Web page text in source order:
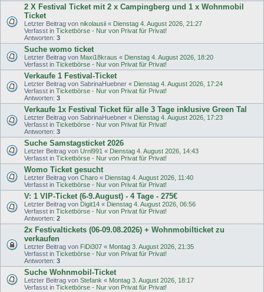
2 X Festival Ticket mit 2 x Campingberg und 1 x Wohnmobil
Ticket
Letzter Beitrag von nikolausii « Dienstag 4. August 2026, 21:27
Verfasst in Ticketbörse - Nur von Privat für Privat!
Antworten: 3
Suche womo ticket
Letzter Beitrag von Maxi18kraus « Dienstag 4. August 2026, 18:20
Verfasst in Ticketbörse - Nur von Privat für Privat!
Verkaufe 1 Festival-Ticket
Letzter Beitrag von SabrinaHuebner « Dienstag 4. August 2026, 17:24
Verfasst in Ticketbörse - Nur von Privat für Privat!
Antworten: 3
Verkaufe 1x Festival Ticket für alle 3 Tage inklusive Green Tal
Letzter Beitrag von SabrinaHuebner « Dienstag 4. August 2026, 17:23
Verfasst in Ticketbörse - Nur von Privat für Privat!
Antworten: 3
Suche Samstagsticket 2026
Letzter Beitrag von Urnl991 « Dienstag 4. August 2026, 14:43
Verfasst in Ticketbörse - Nur von Privat für Privat!
Womo Ticket gesucht
Letzter Beitrag von Charo « Dienstag 4. August 2026, 11:40
Verfasst in Ticketbörse - Nur von Privat für Privat!
V: 1 VIP-Ticket (6-9.August) - 4 Tage - 275€
Letzter Beitrag von Digit14 « Dienstag 4. August 2026, 06:56
Verfasst in Ticketbörse - Nur von Privat für Privat!
Antworten: 2
2x Festivaltickets (06-09.08.2026) + Wohnmobilticket zu
verkaufen
Letzter Beitrag von FiDi307 « Montag 3. August 2026, 21:35
Verfasst in Ticketbörse - Nur von Privat für Privat!
Antworten: 3
Suche Wohnmobil-Ticket
Letzter Beitrag von Stefank « Montag 3. August 2026, 18:17
Verfasst in Ticketbörse - Nur von Privat für Privat!